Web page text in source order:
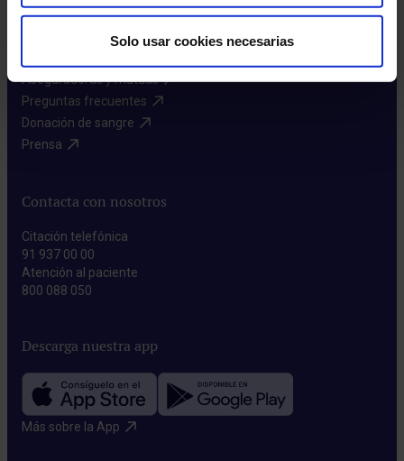
Solo usar cookies necesarias
Enlaces de interés
Aseguradoras y mutuas​
Preguntas frecuentes​
Donación de sangre​
Prensa​
Contacta con nosotros
Citación telefónica
91 937 00 00
Atención al paciente
800 088 050
Descarga nuestra app
Más sobre la App​